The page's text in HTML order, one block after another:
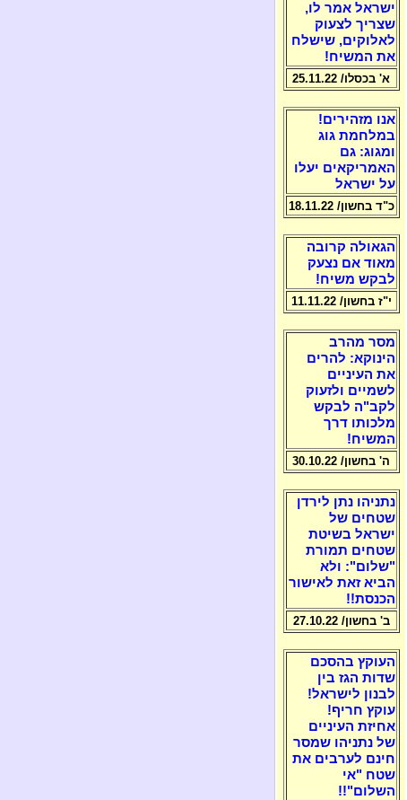
ישראל אמר לו,
שצריך לצעוק
לאלוקים, שישלח
את המשיח!
א' בכסלו/ 25.11.22
אנו מזהירים!
במלחמת גוג
ומגוג: גם
האמריקאים יעלו
על ישראל
כ"ד בחשון/ 18.11.22
הגאולה קרובה
מאוד אם נצעק
לבקש משיח!
י"ז בחשון/ 11.11.22
מסר מהרב
הינוקא: להרים
את העיניים
לשמיים ולזעוק
לקב"ה לבקש
מלכותו דרך
המשיח!
ה' בחשון/ 30.10.22
נתניהו נתן לירדן
שטחים של
ישראל בשיטת
שטחים תמורת
"שלום": ולא
הביא זאת לאישור
הכנסת!!
ב' בחשון/ 27.10.22
העוקץ בהסכם
שדות הגז בין
לבנון לישראל!
עוקץ חריף!
אחיזת העיניים
של נתניהו שמסר
חינם לערבים את
שטח "אי
השלום"!!